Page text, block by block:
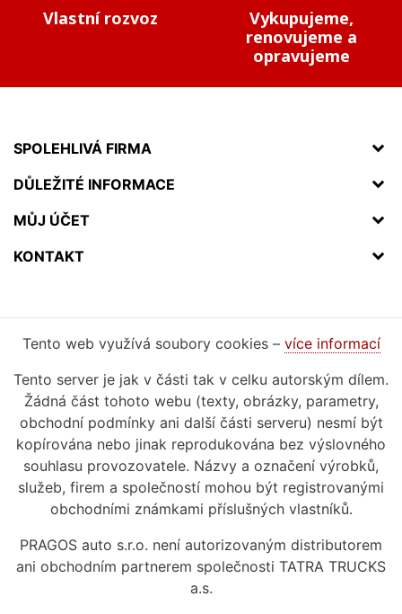
Vlastní rozvoz
Vykupujeme,
renovujeme a
opravujeme
SPOLEHLIVÁ FIRMA
DŮLEŽITÉ INFORMACE
MŮJ ÚČET
KONTAKT
Tento web využívá soubory cookies – více informací
Tento server je jak v části tak v celku autorským dílem.
Žádná část tohoto webu (texty, obrázky, parametry,
obchodní podmínky ani další části serveru) nesmí být
kopírována nebo jinak reprodukována bez výslovného
souhlasu provozovatele. Názvy a označení výrobků,
služeb, firem a společností mohou být registrovanými
obchodními známkami příslušných vlastníků.
PRAGOS auto s.r.o. není autorizovaným distributorem
ani obchodním partnerem společnosti TATRA TRUCKS
a.s.